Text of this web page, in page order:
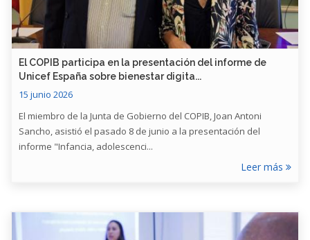
​El COPIB participa en la presentación del informe de
Unicef España sobre bienestar digita...
15 junio 2026
El miembro de la Junta de Gobierno del COPIB, Joan Antoni
Sancho, asistió el pasado 8 de junio a la presentación del
informe "Infancia, adolescenci...
Leer más